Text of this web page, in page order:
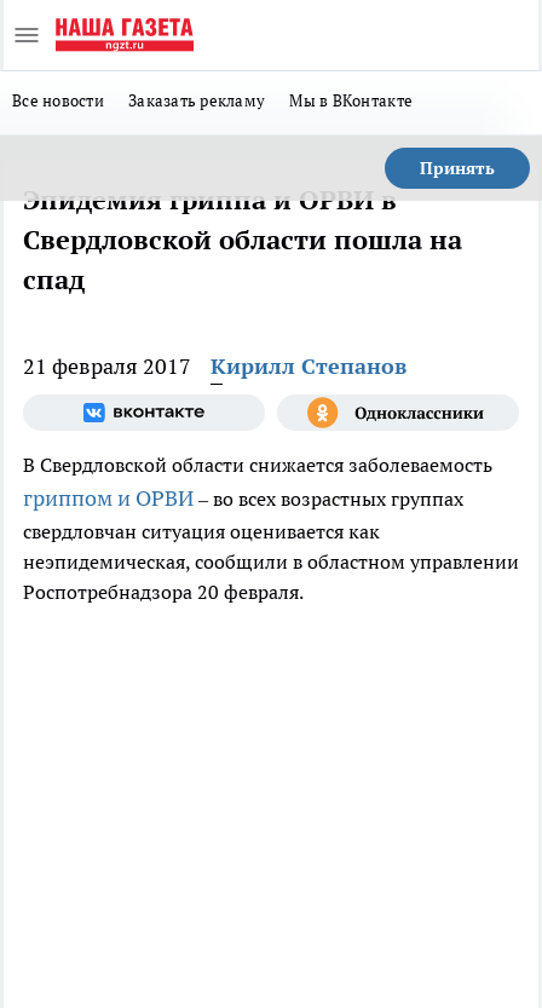
Все новости Заказать рекламу Мы в ВКонтакте
Принять
Эпидемия гриппа и ОРВИ в
Свердловской области пошла на
спад
21 февраля 2017 Кирилл Степанов
В Свердловской области снижается заболеваемость
гриппом и ОРВИ – во всех возрастных группах
свердловчан ситуация оценивается как
неэпидемическая, сообщили в областном управлении
Роспотребнадзора 20 февраля.